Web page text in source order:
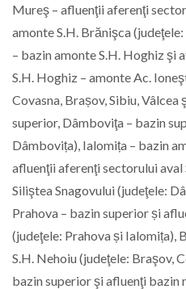
Mureş – afluenţii aferenţi
amonte S.H. Brănişca
– bazin amonte S.H. Hoghiz şi
S.H. Hoghiz – amonte Ac.
Covasna, Brașov, Sibiu,
superior, Dâmboviţa – bazin
Dâmbovița), Ialomița – bazin
afluenţii aferenţi sectorului aval
Siliştea Snagovului (judeţele:
Prahova – bazin superior și
(judeţele: Prahova și Ialomița),
S.H. Nehoiu (judeţele: Braşov,
bazin superior şi afluenţi